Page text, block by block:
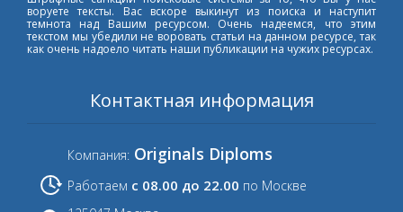
воруете тексты. Вас вскоре выкинут из поиска и наступит
темнота над Вашим ресурсом. Очень надеемся, что этим
текстом мы убедили не воровать статьи на данном ресурсе, так
как очень надоело читать наши публикации на чужих ресурсах.
Контактная информация
Компания: Originals Diploms
Работаем с 08.00 до 22.00 по Москве